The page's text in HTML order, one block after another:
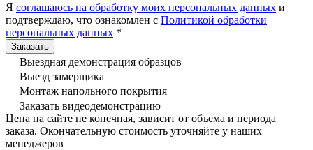
Я соглашаюсь на обработку моих персональных данных и
подтверждаю, что ознакомлен с Политикой обработки
персональных данных *
Выездная демонстрация образцов
Выезд замерщика
Монтаж напольного покрытия
Заказать видеодемонстрацию
Цена на сайте не конечная, зависит от объема и периода
заказа. Окончательную стоимость уточняйте у наших
менеджеров